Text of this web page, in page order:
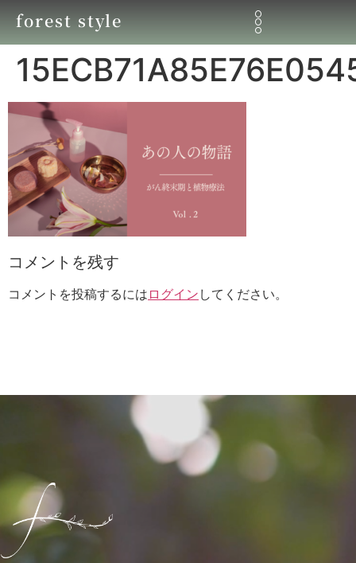
forest style
コメントを残す
コメントを投稿するには ログイン してください。